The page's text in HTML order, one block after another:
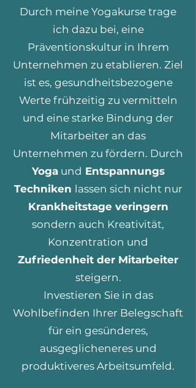
Durch meine Yogakurse trage
ich dazu bei, eine
Präventionskultur in Ihrem
Unternehmen zu etablieren. Ziel
ist es, gesundheitsbezogene
Werte frühzeitig zu vermitteln
und eine starke Bindung der
Mitarbeiter an das
Unternehmen zu fördern. Durch
Yogaund Entspannungs
Techniken lassen sich nicht nur
Krankheitstage veringern
sondern auch Kreativität,
Konzentration und
Zufriedenheit der Mitarbeiter
steigern.
Investieren Sie in das
Wohlbefinden Ihrer Belegschaft
für ein gesünderes,
ausgeglicheneres und
produktiveres Arbeitsumfeld.